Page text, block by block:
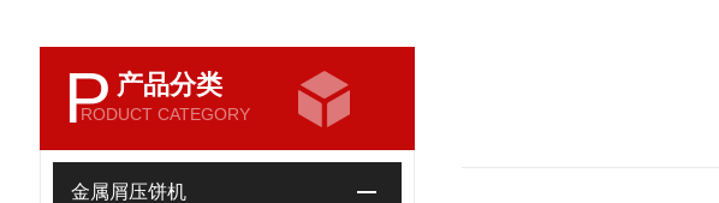
P 产品分类
RODUCT CATEGORY
金属屑压饼机